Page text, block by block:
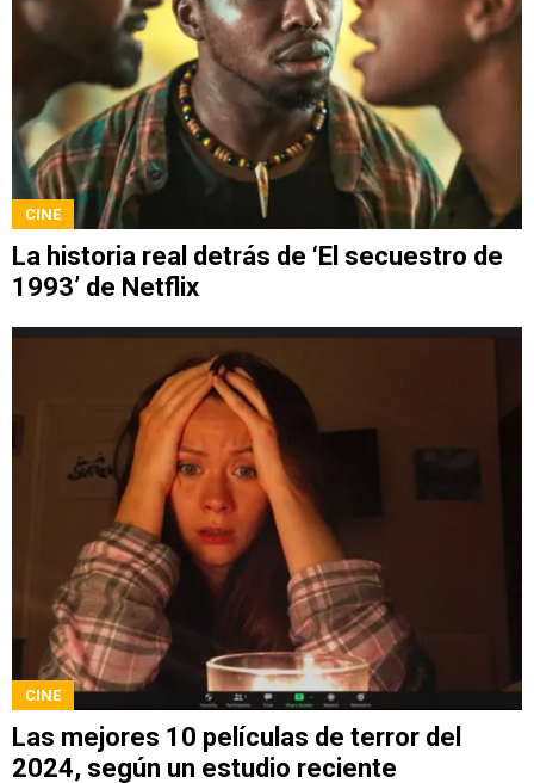
CINE
La historia real detrás de ‘El secuestro de
1993’ de Netflix
CINE
Las mejores 10 películas de terror del
2024, según un estudio reciente